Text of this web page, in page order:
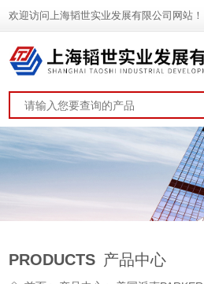
欢迎访问上海韬世实业发展有限公司网站！
PRODUCTS 产品中心